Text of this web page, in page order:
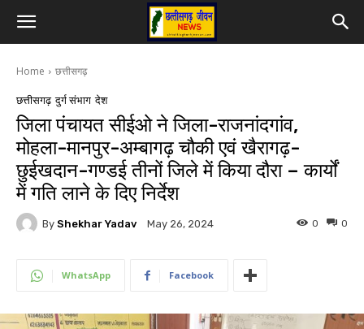
Home छत्तीसगढ़
छत्तीसगढ़ दुर्ग संभाग देश
जिला पंचायत सीईओ ने जिला-राजनांदगांव,
मोहला-मानपुर-अम्बागढ़ चौकी एवं खैरागढ़-
छुईखदान-गण्डई तीनों जिले में किया दौरा – कार्यों
में गति लाने के दिए निर्देश
By Shekhar Yadav May 26, 2024 0
0
WhatsApp Facebook